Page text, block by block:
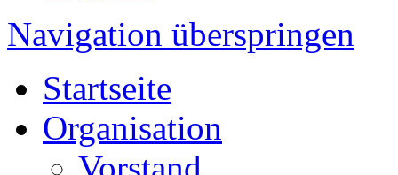
Navigation überspringen
Startseite
Organisation
Vorstand